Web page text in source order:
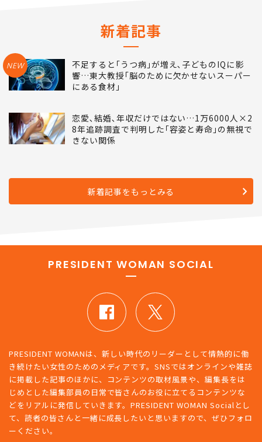
新着記事
NEW
不足すると｢うつ病｣が増え､子どものIQに影
響…東大教授｢脳のために欠かせないスーパー
にある食材｣
恋愛､結婚､年収だけではない…1万6000人×2
8年追跡調査で判明した｢容姿と寿命｣の無視で
きない関係
新着記事をもっとみる
PRESIDENT WOMAN SOCIAL
PRESIDENT WOMANは、新しい時代のリーダーとして情熱的に働
き続けたい女性のためのメディアです。SNSではオンラインや雑誌
に掲載した記事のほかに、コンテンツの取材風景や、編集長をは
じめとした編集部員の日常で皆さんのお役に立てるコンテンツな
どをリアルに発信していきます。PRESIDENT WOMAN Socialとし
て、読者の皆さんと一緒に成長したいと思いますので、ぜひフォロ
ーください。